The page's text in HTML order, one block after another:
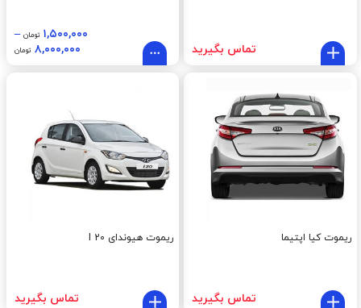
تماس بگیرید
۱,۵۰۰,۰۰۰ تومان –
۸,۰۰۰,۰۰۰ تومان
ریموت کیا اپتیما
تماس بگیرید
ریموت هیوندای I 20
تماس بگیرید